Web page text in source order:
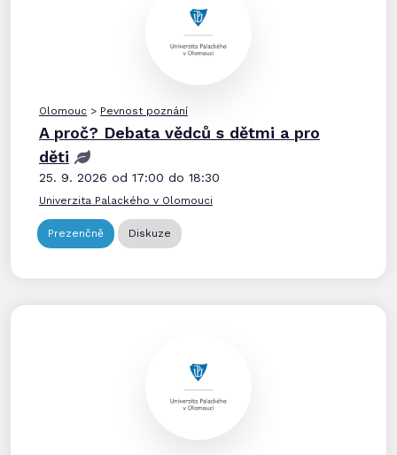
Olomouc > Pevnost poznání
A proč? Debata vědců s dětmi a pro
děti
25. 9. 2026 od 17:00 do 18:30
Univerzita Palackého v Olomouci
Prezenčně Diskuze